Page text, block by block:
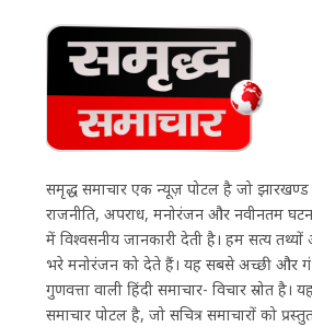
समृद्ध समाचार एक न्यूज़ पोर्टल है जो
राजनीति, अपराध, मनोरंजन और नवीनतम
में विश्वसनीय जानकारी देती है। हम सत्य
भरे मनोरंजन को देते हैं। यह सबसे अच्छी और
गुणवत्ता वाली हिंदी समाचार- विचार स्रोत है।
समाचार पोर्टल है, जो सचित्र समाचारों को